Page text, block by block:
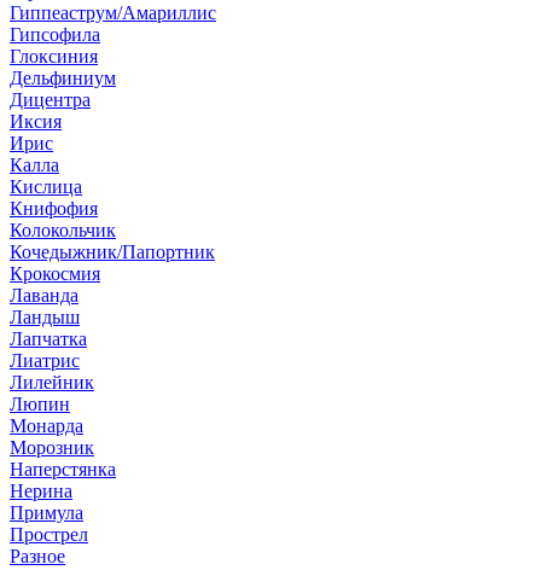
Гиппеаструм/Амариллис
Гипсофила
Глоксиния
Дельфиниум
Дицентра
Иксия
Ирис
Калла
Кислица
Книфофия
Колокольчик
Кочедыжник/Папортник
Крокосмия
Лаванда
Ландыш
Лапчатка
Лиатрис
Лилейник
Люпин
Монарда
Морозник
Наперстянка
Нерина
Примула
Прострел
Разное